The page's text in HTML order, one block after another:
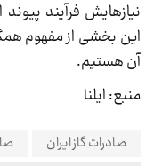
نیازهایش فرآیند
این بخشی از مفهوم
آن هستیم.
منبع: ایلنا
صادرات گاز ایران